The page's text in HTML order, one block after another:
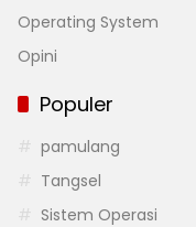
Operating System
Opini
Populer
pamulang
Tangsel
Sistem Operasi